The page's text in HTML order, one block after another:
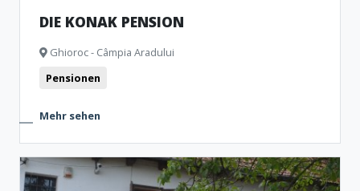
DIE KONAK PENSION
Ghioroc - Câmpia Aradului
Pensionen
Mehr sehen